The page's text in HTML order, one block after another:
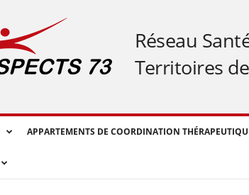
Réseau
Territoires
APPARTEMENTS DE COORDINATION